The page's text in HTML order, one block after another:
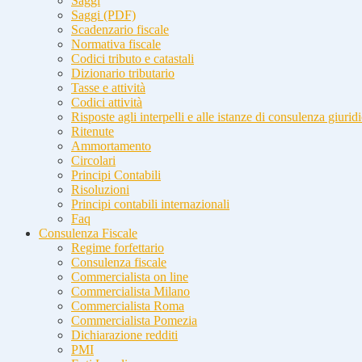
Saggi (PDF)
Scadenzario fiscale
Normativa fiscale
Codici tributo e catastali
Dizionario tributario
Tasse e attività
Codici attività
Risposte agli interpelli e alle istanze di consulenza
Ritenute
Ammortamento
Circolari
Principi Contabili
Risoluzioni
Principi contabili internazionali
Faq
Consulenza Fiscale
Regime forfettario
Consulenza fiscale
Commercialista on line
Commercialista Milano
Commercialista Roma
Commercialista Pomezia
Dichiarazione redditi
PMI